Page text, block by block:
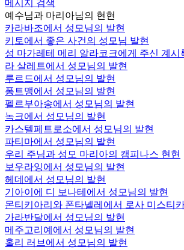
메시지 검색
예수님과 마리아님의 현현
카라바조에서 성모님의 발현
키토에서 좋은 사건의 성모님 발현
성 마가레테 메리 알라코크에게 주신 계시
라 살레트에서 성모님의 발현
루르드에서 성모님의 발현
퐁트맹에서 성모님의 발현
펠르부아송에서 성모님의 발현
녹크에서 성모님의 발현
카스텔페트로소에서 성모님의 발현
파티마에서 성모님의 발현
우리 주님과 성모 마리아의 캠피나스 현현
보우라잉에서 성모님의 발현
헤데에서 성모님의 발현
기아이에 디 보나테에서 성모님의 발현
몬티키아리와 폰타넬레에서 로사 미스티
가라반달에서 성모님의 발현
메주고리예에서 성모님의 발현
홀리 러브에서 성모님의 발현